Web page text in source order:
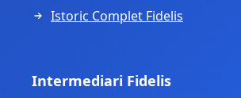
Istoric Complet Fidelis
Intermediari Fidelis